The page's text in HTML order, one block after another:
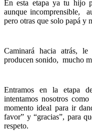
En esta etapa ya tu hijo
aunque incomprensible,
pero otras que solo papá y
Caminará hacia atrás,
producen sonido, mucho
Entramos en la etapa
intentamos nosotros
momento ideal para ir
favor” y “gracias”, para
respeto.